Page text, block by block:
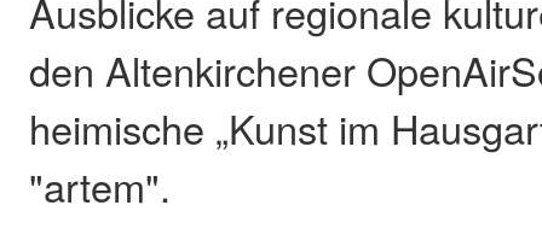
Ausblicke auf regionale
den Altenkirchener
heimische „Kunst im
"artem".